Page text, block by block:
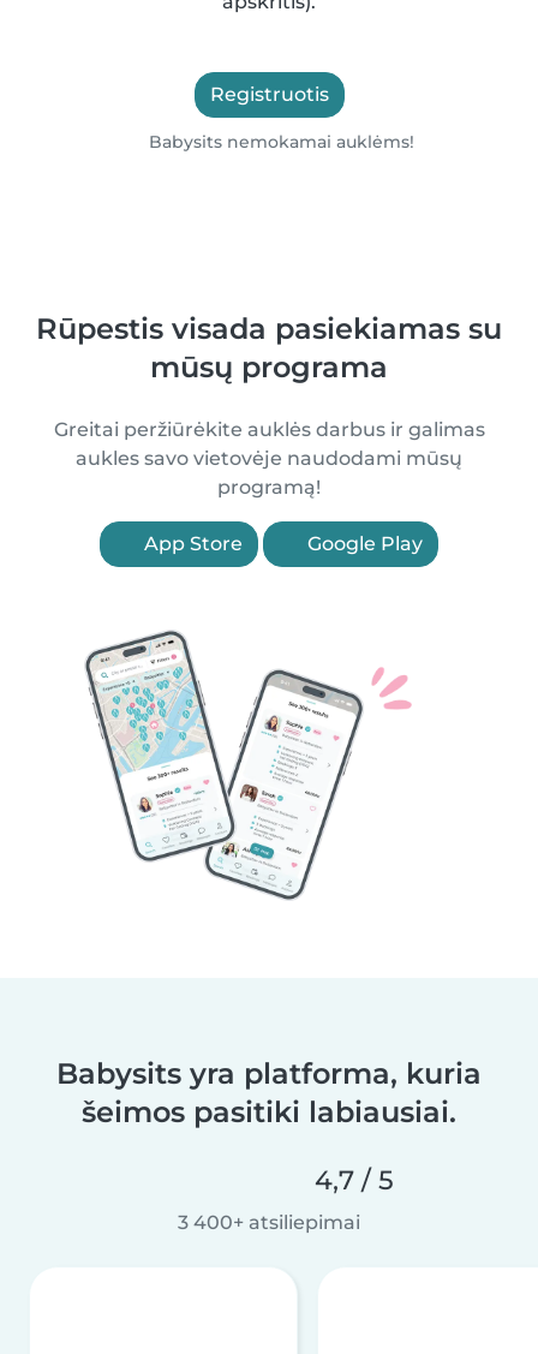
Registruotis
Babysits nemokamai auklėms!
Rūpestis visada pasiekiamas su
mūsų programa
Greitai peržiūrėkite auklės darbus ir galimas
aukles savo vietovėje naudodami mūsų
programą!
App Store Google Play
Babysits yra platforma, kuria
šeimos pasitiki labiausiai.
4,7 / 5
3 400+ atsiliepimai